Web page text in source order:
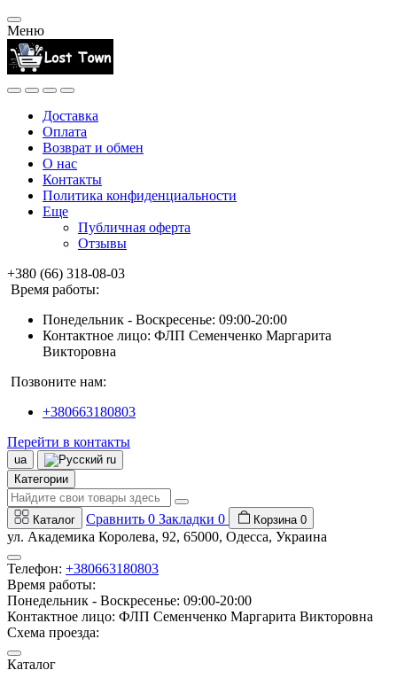
Меню
Доставка
Оплата
Возврат и обмен
О нас
Контакты
Политика конфиденциальности
Еще
Публичная оферта
Отзывы
+380 (66) 318-08-03
Время работы:
Понедельник - Воскресенье: 09:00-20:00
Контактное лицо: ФЛП Семенченко Маргарита
Викторовна
Позвоните нам:
+380663180803
Перейти в контакты
ua
ru
Категории
Каталог Сравнить 0 Закладки 0 Корзина 0
ул. Академика Королева, 92, 65000, Одесса, Украина
Телефон: +380663180803
Время работы:
Понедельник - Воскресенье: 09:00-20:00
Контактное лицо: ФЛП Семенченко Маргарита Викторовна
Схема проезда:
Каталог